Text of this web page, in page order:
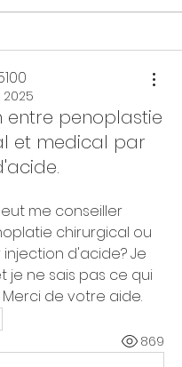
entre penoplastie
et medical par
me conseiller
chirurgical ou
d'acide? Je
je ne sais pas ce qui
Merci de votre aide.
869